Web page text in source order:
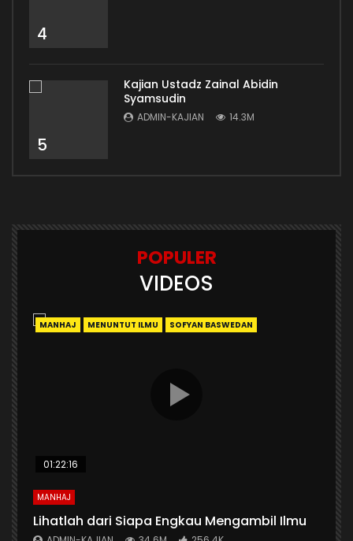
4
5
Kajian Ustadz Zainal Abidin
Syamsudin
ADMIN-KAJIAN 14.3M
POPULER
VIDEOS
MANHAJ MENUNTUT ILMU SOFYAN BASWEDAN
01:22:16
MANHAJ
Lihatlah dari Siapa Engkau Mengambil Ilmu